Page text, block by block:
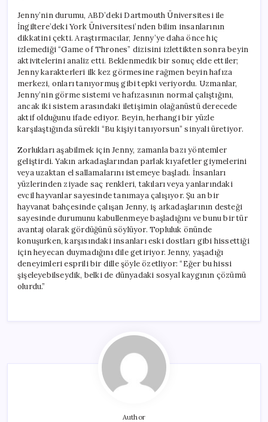
Jenny’nin durumu, ABD’deki Dartmouth Üniversitesi ile
İngiltere’deki York Üniversitesi’nden bilim insanlarının
dikkatini çekti. Araştırmacılar, Jenny’ye daha önce hiç
izlemediği “Game of Thrones” dizisini izlettikten sonra beyin
aktivitelerini analiz etti. Beklenmedik bir sonuç elde ettiler;
Jenny karakterleri ilk kez görmesine rağmen beyin hafıza
merkezi, onları tanıyormuş gibi tepki veriyordu. Uzmanlar,
Jenny’nin görme sistemi ve hafızasının normal çalıştığını,
ancak iki sistem arasındaki iletişimin olağanüstü derecede
aktif olduğunu ifade ediyor. Beyin, herhangi bir yüzle
karşılaştığında sürekli “Bu kişiyi tanıyorsun” sinyali üretiyor.
Zorlukları aşabilmek için Jenny, zamanla bazı yöntemler
geliştirdi. Yakın arkadaşlarından parlak kıyafetler giymelerini
veya uzaktan el sallamalarını istemeye başladı. İnsanları
yüzlerinden ziyade saç renkleri, takıları veya yanlarındaki
evcil hayvanlar sayesinde tanımaya çalışıyor. Şu an bir
hayvanat bahçesinde çalışan Jenny, iş arkadaşlarının desteği
sayesinde durumunu kabullenmeye başladığını ve bunu bir tür
avantaj olarak gördüğünü söylüyor. Topluluk önünde
konuşurken, karşısındaki insanları eski dostları gibi hissettiği
için heyecan duymadığını dile getiriyor. Jenny, yaşadığı
deneyimleri esprili bir dille şöyle özetliyor: “Eğer bu hissi
şişeleyebilseydik, belki de dünyadaki sosyal kaygının çözümü
olurdu.”
Author